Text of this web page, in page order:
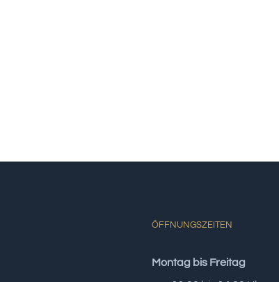
ÖFFNUNGSZEITEN
Montag bis Freitag